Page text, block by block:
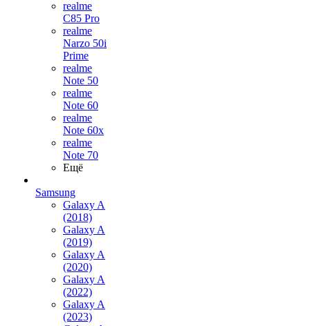
realme
C85 Pro
realme
Narzo 50i
Prime
realme
Note 50
realme
Note 60
realme
Note 60x
realme
Note 70
Ещё
Samsung
Galaxy A
(2018)
Galaxy A
(2019)
Galaxy A
(2020)
Galaxy A
(2022)
Galaxy A
(2023)